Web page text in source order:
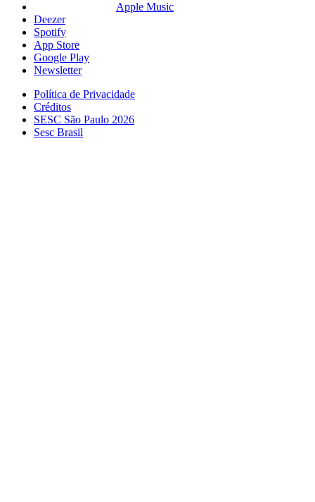
Apple Music
Deezer
Spotify
App Store
Google Play
Newsletter
Política de Privacidade
Créditos
SESC São Paulo 2026
Sesc Brasil